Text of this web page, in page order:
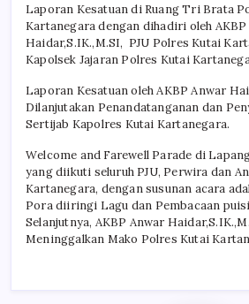
Laporan Kesatuan di Ruang Tri Brata
Kartanegara dengan dihadiri oleh AKBP
Haidar,S.IK.,M.SI, PJU Polres Kutai
Kapolsek Jajaran Polres Kutai
Laporan Kesatuan oleh AKBP Anwar
Dilanjutakan Penandatanganan dan
Sertijab Kapolres Kutai Kartanegara.
Welcome and Farewell Parade di
yang diikuti seluruh PJU, Perwira dan
Kartanegara, dengan susunan acara
Pora diiringi Lagu dan Pembacaan
Selanjutnya, AKBP Anwar
Meninggalkan Mako Polres Kutai